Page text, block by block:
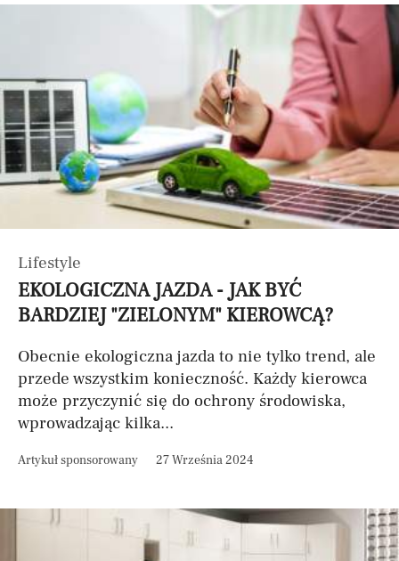
Lifestyle
EKOLOGICZNA JAZDA - JAK BYĆ
BARDZIEJ "ZIELONYM" KIEROWCĄ?
Obecnie ekologiczna jazda to nie tylko trend, ale
przede wszystkim konieczność. Każdy kierowca
może przyczynić się do ochrony środowiska,
wprowadzając kilka...
Artykuł sponsorowany 27 Września 2024